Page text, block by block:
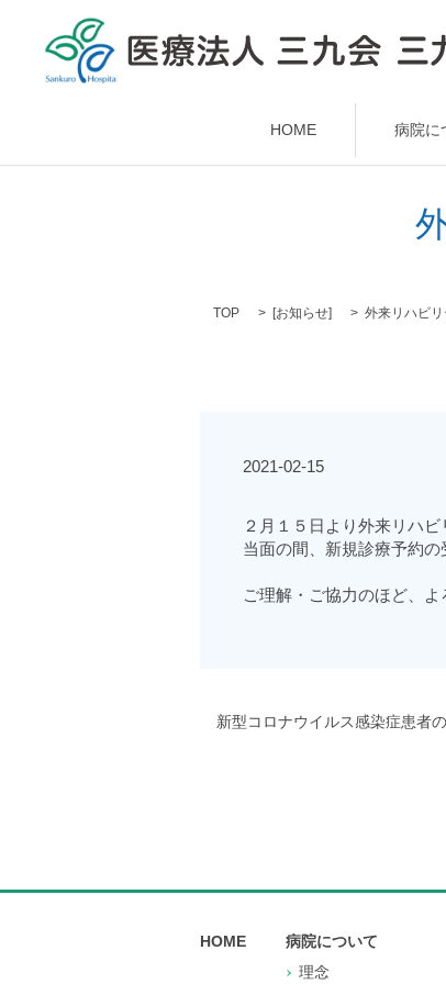
HOME 病院に
TOP [お知らせ] 外来リハビ
2021-02-15
２月１５日より外来リハビ
当面の間、新規診療予約の
ご理解・ご協力のほど、よ
新型コロナウイルス感染症患者
HOME
病院について
理念